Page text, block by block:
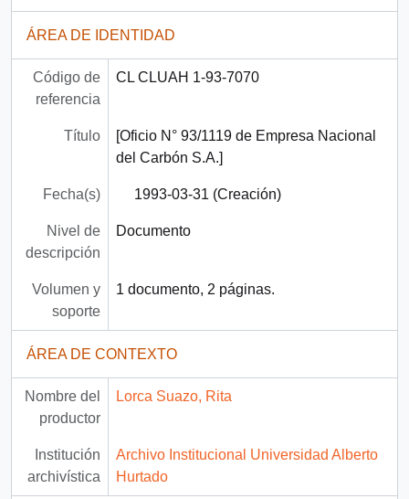
ÁREA DE IDENTIDAD
Código de
referencia
CL CLUAH 1-93-7070
Título
[Oficio N° 93/1119 de Empresa Nacional
del Carbón S.A.]
Fecha(s) 1993-03-31 (Creación)
Nivel de
descripción
Documento
Volumen y
soporte
1 documento, 2 páginas.
ÁREA DE CONTEXTO
Nombre del
productor
Lorca Suazo, Rita
Institución
archivística
Archivo Institucional Universidad Alberto
Hurtado